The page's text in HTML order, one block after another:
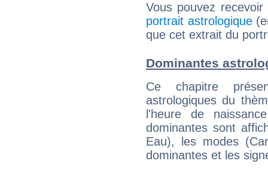
Vous pouvez
portrait astrologique
que cet extrait du
Dominantes
Ce chapitre
astrologiques du
l'heure de
dominantes sont
Eau), les modes
dominantes et les